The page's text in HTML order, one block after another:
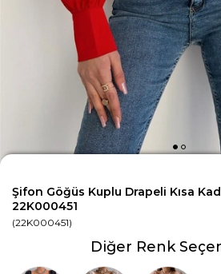
Şifon Göğüs Kuplu Drapeli Kısa
22K000451
(22K000451)
Diğer Renk